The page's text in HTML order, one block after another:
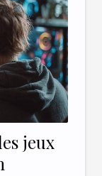
jeux